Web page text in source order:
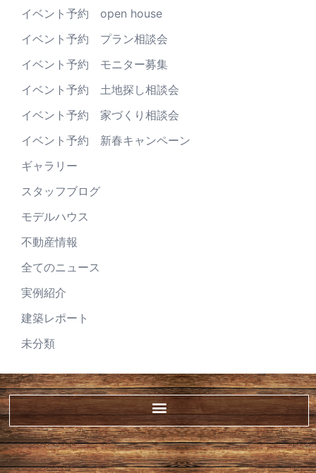
イベント予約 open house
イベント予約 プラン相談会
イベント予約 モニター募集
イベント予約 土地探し相談会
イベント予約 家づくり相談会
イベント予約 新春キャンペーン
ギャラリー
スタッフブログ
モデルハウス
不動産情報
全てのニュース
実例紹介
建築レポート
未分類